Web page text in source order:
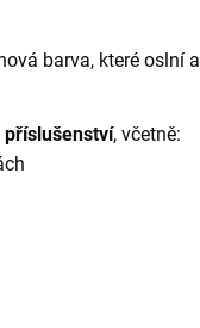
barva, které oslní a
příslušenství, včetně: